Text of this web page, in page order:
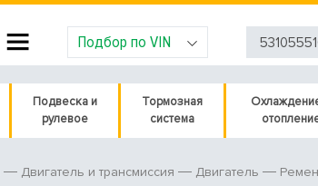
Подбор по VIN
Подвеска и
рулевое
Тормозная
система
Двигатель и трансмиссия Двигатель